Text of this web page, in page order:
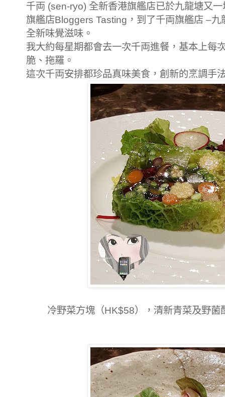
千両 (sen-ryo) 全新香港旗艦店已於九龍塘又
旗艦店Bloggers Tasting，到了千両旗艦店 –九
全新味覺滋味。
我大約每星期都會去一次千両進餐，基本上每
脆、拖羅。
這次千両安排都珍品真味美食，創新的烹調手
冷野菜方塊（HK$58），清新青菜及野菌